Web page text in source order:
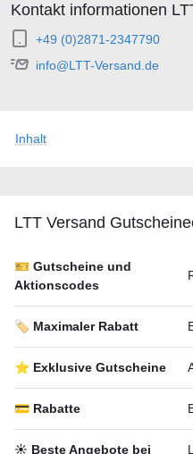
Inhalt
LTT Versand
🎫 Gutscheine und
Aktionscodes
🏷️ Maximaler Rabatt
⭐ Exklusive Gutscheine
💳 Rabatte
☀️ Beste Angebote bei
Kontakt informationen
+49 (0)2871-2347790
info@LTT-Versand.de